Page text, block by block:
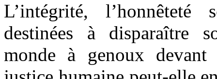
L’intégrité, l’honnêteté
destinées à disparaître
monde à genoux